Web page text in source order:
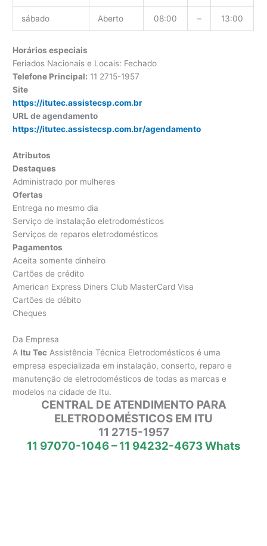
sábado Aberto 08:00 – 13:00
Horários especiais
Feriados Nacionais e Locais: Fechado
Telefone Principal: 11 2715-1957
Site
https://itutec.assistecsp.com.br
URL de agendamento
https://itutec.assistecsp.com.br/agendamento
Atributos
Destaques
Administrado por mulheres
Ofertas
Entrega no mesmo dia
Serviço de instalação eletrodomésticos
Serviços de reparos eletrodomésticos
Pagamentos
Aceita somente dinheiro
Cartões de crédito
American Express Diners Club MasterCard Visa
Cartões de débito
Cheques
Da Empresa
A Itu Tec Assistência Técnica Eletrodomésticos é uma
empresa especializada em instalação, conserto, reparo e
manutenção de eletrodomésticos de todas as marcas e
modelos na cidade de Itu.
CENTRAL DE ATENDIMENTO PARA
ELETRODOMÉSTICOS EM ITU
11 2715-1957
11 97070-1046 – 11 94232-4673 Whats